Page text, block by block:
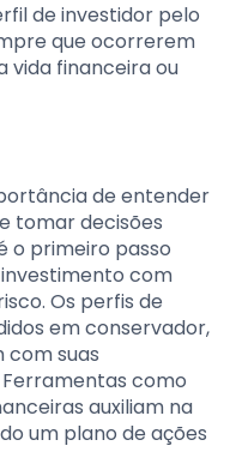
de investidor pelo
que ocorrerem
vida financeira ou
de entender
tomar decisões
o primeiro passo
com
Os perfis de
em conservador,
com suas
como
auxiliam na
um plano de ações